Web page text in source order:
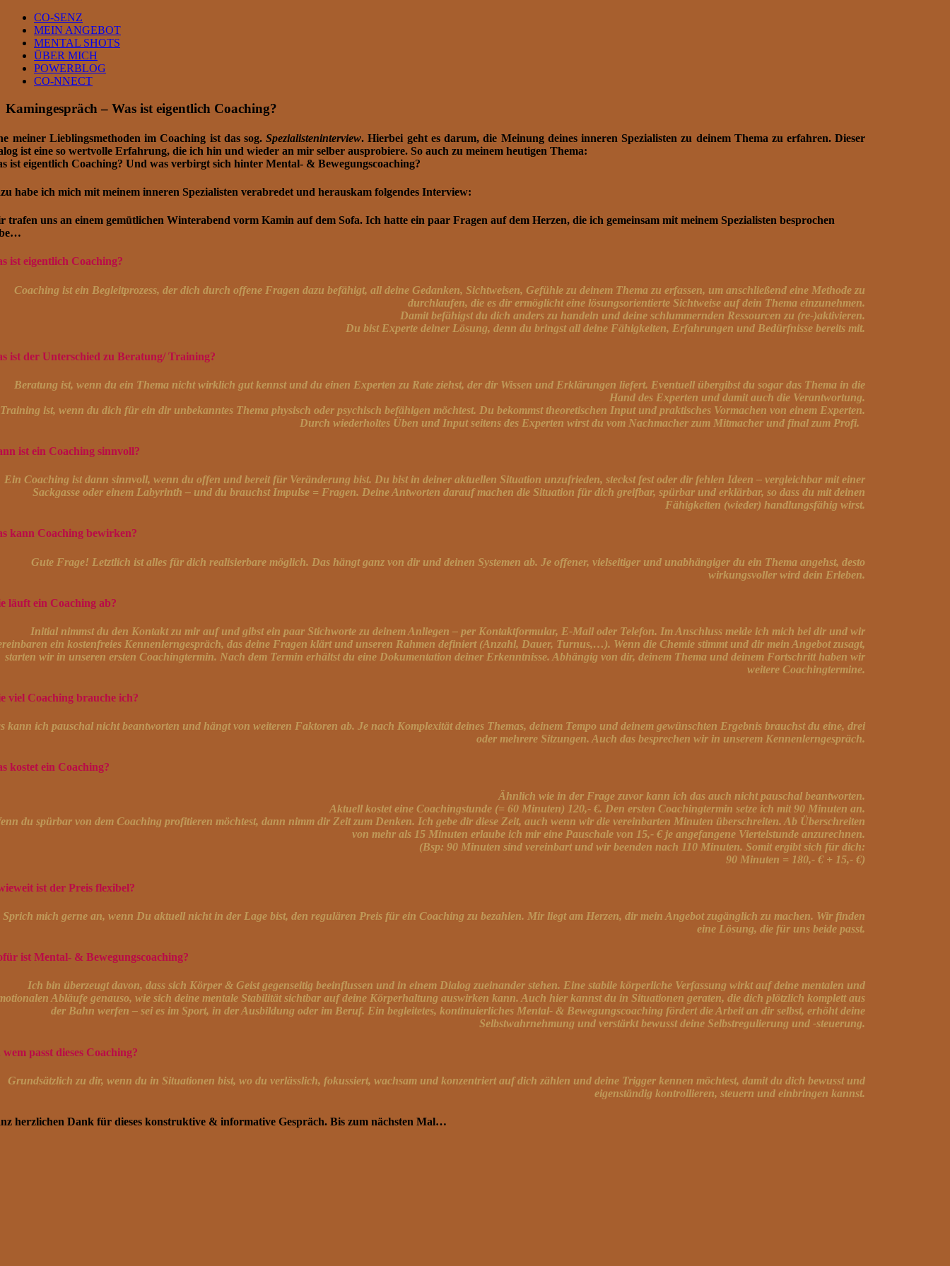
Skip
content
CO-SENZ
MEIN ANGEBOT
MENTAL SHOTS
ÜBER MICH
POWERBLOG
CO-NNECT
Kamingespräch – Was ist eigentlich Coaching?
meiner Lieblingsmethoden im Coaching ist das sog.Spezialisteninterview. Hierbei geht es darum, die Meinung deines inneren Spezialisten zu deinem Thema zu erfahren. Dieser
ist eine so wertvolle Erfahrung, die ich hin und wieder an mir selber ausprobiere. So auch zu meinem heutigen Thema:
ist eigentlich Coaching? Und was verbirgt sich hinter Mental- & Bewegungscoaching?
habe ich mich mit meinem inneren Spezialisten verabredet und herauskam folgendes Interview:
trafen uns an einem gemütlichen Winterabend vorm Kamin auf dem Sofa. Ich hatte ein paar Fragen auf dem Herzen, die ich gemeinsam mit meinem Spezialisten besprochen
ist eigentlich Coaching?
Coaching ist ein Begleitprozess, der dich durch offene Fragen dazu befähigt, all deine Gedanken, Sichtweisen, Gefühle zu deinem Thema zu erfassen, um anschließend eine Methode zu
durchlaufen, die es dir ermöglicht eine lösungsorientierte Sichtweise auf dein Thema einzunehmen.
Damit befähigst du dich anders zu handeln und deine schlummernden Ressourcen zu (re-)aktivieren.
Du bist Experte deiner Lösung, denn du bringst all deine Fähigkeiten, Erfahrungen und Bedürfnisse bereits mit.
ist der Unterschied zu Beratung/ Training?
Beratung ist, wenn du ein Thema nicht wirklich gut kennst und du einen Experten zu Rate ziehst, der dir Wissen und Erklärungen liefert. Eventuell übergibst du sogar das Thema in die
Hand des Experten und damit auch die Verantwortung.
Training ist, wenn du dich für ein dir unbekanntes Thema physisch oder psychisch befähigen möchtest. Du bekommst theoretischen Input und praktisches Vormachen von einem Experten.
Durch wiederholtes Üben und Input seitens des Experten wirst du vom Nachmacher zum Mitmacher und final zum Profi.
ist ein Coaching sinnvoll?
Ein Coaching ist dann sinnvoll, wenn du offen und bereit für Veränderung bist. Du bist in deiner aktuellen Situation unzufrieden, steckst fest oder dir fehlen Ideen – vergleichbar mit einer
Sackgasse oder einem Labyrinth – und du brauchst Impulse = Fragen. Deine Antworten darauf machen die Situation für dich greifbar, spürbar und erklärbar, so dass du mit deinen
Fähigkeiten (wieder) handlungsfähig wirst.
kann Coaching bewirken?
Gute Frage! Letztlich ist alles für dich realisierbare möglich. Das hängt ganz von dir und deinen Systemen ab. Je offener, vielseitiger und unabhängiger du ein Thema angehst, desto
wirkungsvoller wird dein Erleben.
läuft ein Coaching ab?
Initial nimmst du den Kontakt zu mir auf und gibst ein paar Stichworte zu deinem Anliegen – per Kontaktformular, E-Mail oder Telefon. Im Anschluss melde ich mich bei dir und wir
ein kostenfreies Kennenlerngespräch, das deine Fragen klärt und unseren Rahmen definiert (Anzahl, Dauer, Turnus,…). Wenn die Chemie stimmt und dir mein Angebot zusagt,
starten wir in unseren ersten Coachingtermin. Nach dem Termin erhältst du eine Dokumentation deiner Erkenntnisse. Abhängig von dir, deinem Thema und deinem Fortschritt haben wir
weitere Coachingtermine.
viel Coaching brauche ich?
kann ich pauschal nicht beantworten und hängt von weiteren Faktoren ab. Je nach Komplexität deines Themas, deinem Tempo und deinem gewünschten Ergebnis brauchst du eine, drei
oder mehrere Sitzungen. Auch das besprechen wir in unserem Kennenlerngespräch.
kostet ein Coaching?
Ähnlich wie in der Frage zuvor kann ich das auch nicht pauschal beantworten.
Aktuell kostet eine Coachingstunde (= 60 Minuten) 120,- €. Den ersten Coachingtermin setze ich mit 90 Minuten an.
du spürbar von dem Coaching profitieren möchtest, dann nimm dir Zeit zum Denken. Ich gebe dir diese Zeit, auch wenn wir die vereinbarten Minuten überschreiten. Ab Überschreiten
von mehr als 15 Minuten erlaube ich mireine Pauschale von 15,- € je angefangene Viertelstunde anzurechnen.
(Bsp: 90 Minuten sind vereinbart und wir beenden nach 110 Minuten. Somit ergibt sich für dich:
90 Minuten = 180,- € + 15,- €)
ist der Preis flexibel?
Sprich mich gerne an, wenn Du aktuell nicht in der Lage bist, den regulären Preis für ein Coaching zu bezahlen. Mir liegt am Herzen, dir mein Angebot zugänglich zu machen. Wir finden
eine Lösung, die für uns beide passt.
ist Mental- & Bewegungscoaching?
Ich bin überzeugt davon, dass sich Körper & Geist gegenseitig beeinflussen und in einem Dialog zueinander stehen. Eine stabile körperliche Verfassung wirkt auf deine mentalen und
Abläufe genauso, wie sich deine mentale Stabilität sichtbar auf deine Körperhaltung auswirken kann. Auch hier kannst du in Situationen geraten, die dich plötzlich komplett aus
der Bahn werfen – sei es im Sport, in der Ausbildung oder im Beruf. Ein begleitetes, kontinuierliches Mental- & Bewegungscoaching fördert die Arbeit an dir selbst, erhöht deine
Selbstwahrnehmung und verstärkt bewusst deine Selbstregulierung und -steuerung.
passt dieses Coaching?
Grundsätzlich zu dir, wenn du in Situationen bist, wo du verlässlich, fokussiert, wachsam und konzentriert auf dich zählen und deine Trigger kennen möchtest, damit du dich bewusst und
eigenständig kontrollieren, steuern und einbringen kannst.
herzlichen Dank für dieses konstruktive & informative Gespräch. Bis zum nächsten Mal…